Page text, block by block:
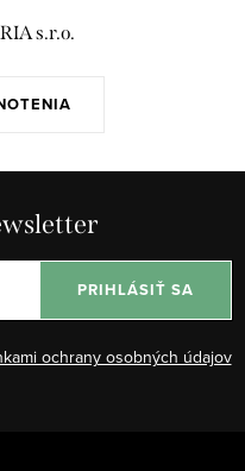
s.r.o.
ochrany osobných údajov
PRIHLÁSIŤ SA